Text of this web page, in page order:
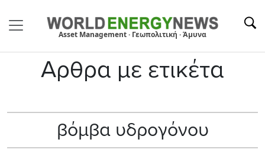
Asset Management · Γεωπολιτική · Άμυνα
Αρθρα με ετικέτα
βόμβα υδρογόνου